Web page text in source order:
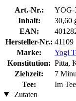
Art.-Nr.:
YOG-
Inhalt:
30,60
EAN:
Hersteller-Nr.: 41109
Marke:
Yogi
Konstitution: Pitta,
Ziehzeit:
7
Tee:
Im
Zutaten